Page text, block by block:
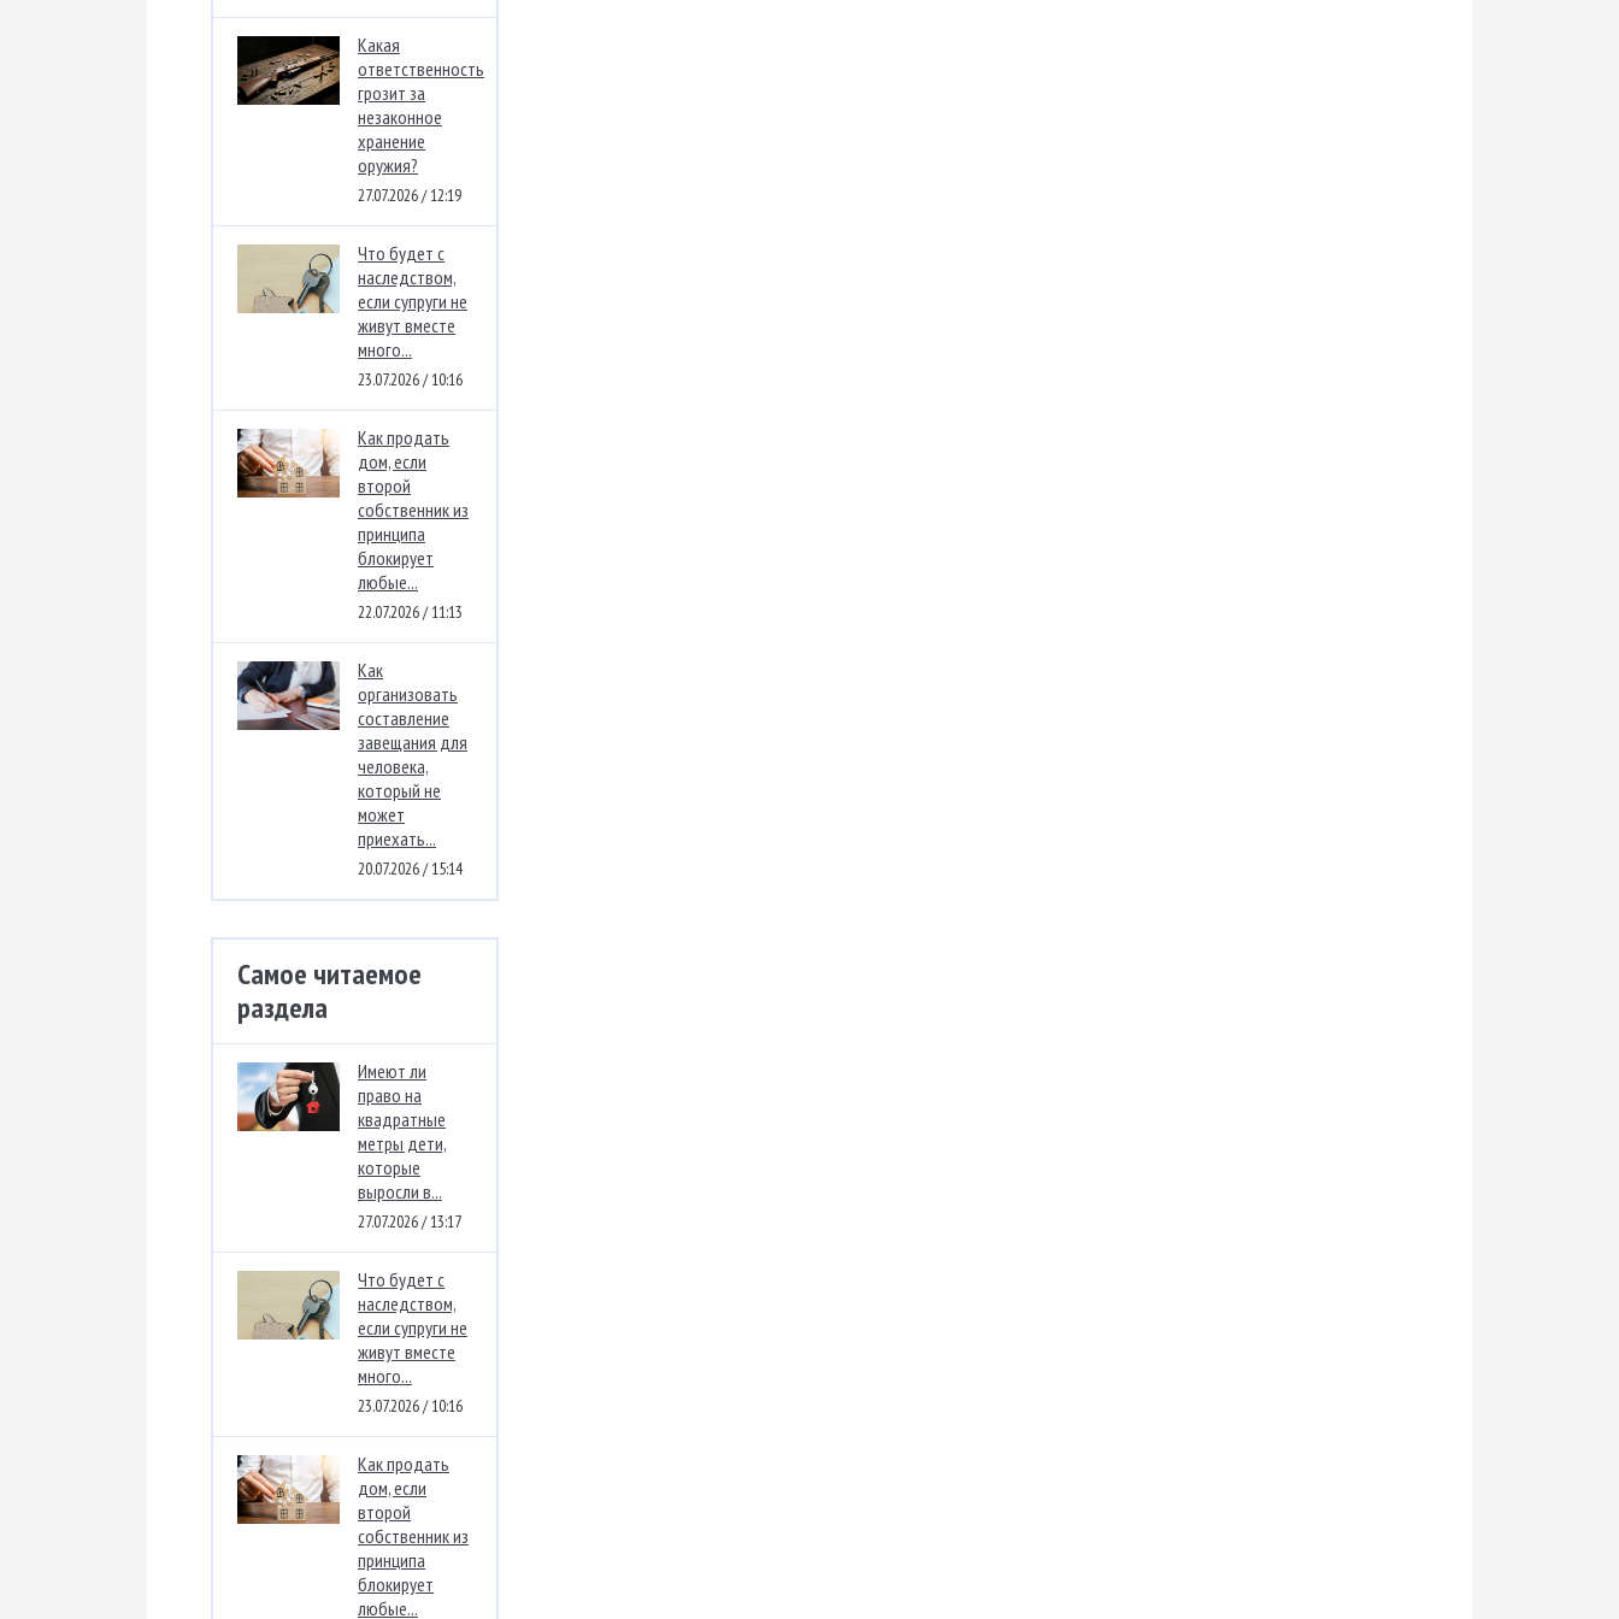
Какая
ответственность
грозит за
незаконное
хранение
оружия?
27.07.2026 / 12:19
Что будет с
наследством,
если супруги не
живут вместе
много...
23.07.2026 / 10:16
Как продать
дом, если
второй
собственник из
принципа
блокирует
любые...
22.07.2026 / 11:13
Как
организовать
составление
завещания для
человека,
который не
может
приехать...
20.07.2026 / 15:14
Самое читаемое
раздела
Имеют ли
право на
квадратные
метры дети,
которые
выросли в...
27.07.2026 / 13:17
Что будет с
наследством,
если супруги не
живут вместе
много...
23.07.2026 / 10:16
Как продать
дом, если
второй
собственник из
принципа
блокирует
любые...